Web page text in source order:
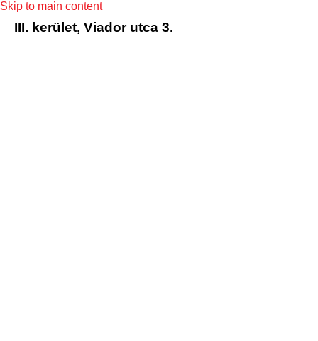
Skip to main content
III. kerület, Viador utca 3.